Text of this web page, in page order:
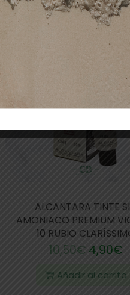
ALCANTARA TINTE
AMONIACO PREMIUM
10 RUBIO
10,50€4,90€
Añadir al carrito